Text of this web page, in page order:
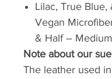
Lilac, True Blue,
Vegan
& Half –
Note about our
The leather used